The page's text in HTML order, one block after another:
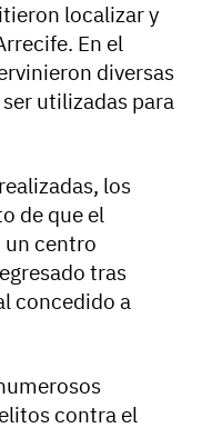
localizar y
En el
diversas
utilizadas para
los
de que el
un centro
tras
concedido a
contra el